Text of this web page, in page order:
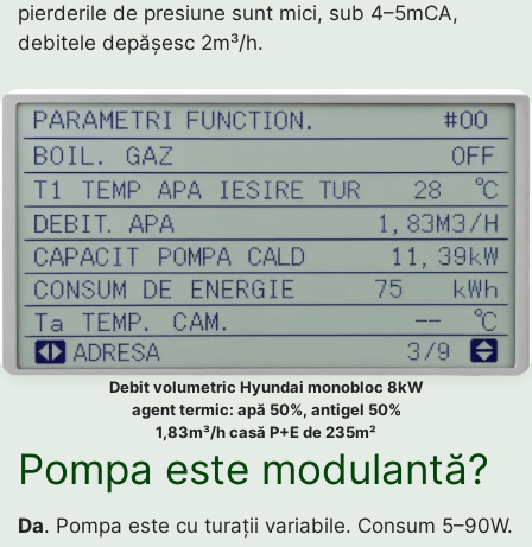
pierderile de presiune sunt mici, sub 4–5mCA,
debitele depășesc 2m³/h.
Debit volumetric Hyundai monobloc 8kW
agent termic: apă 50%, antigel 50%
1,83m³/h casă P+E de 235m²
Pompa este modulantă?
Da. Pompa este cu turații variabile. Consum 5–90W.